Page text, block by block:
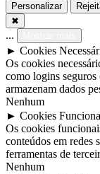
Personalizar
✖
...
► Cookies
Os cookies
como logins seguros
armazenam dados
Nenhum
► Cookies
Os cookies
conteúdos em redes
ferramentas de
Nenhum